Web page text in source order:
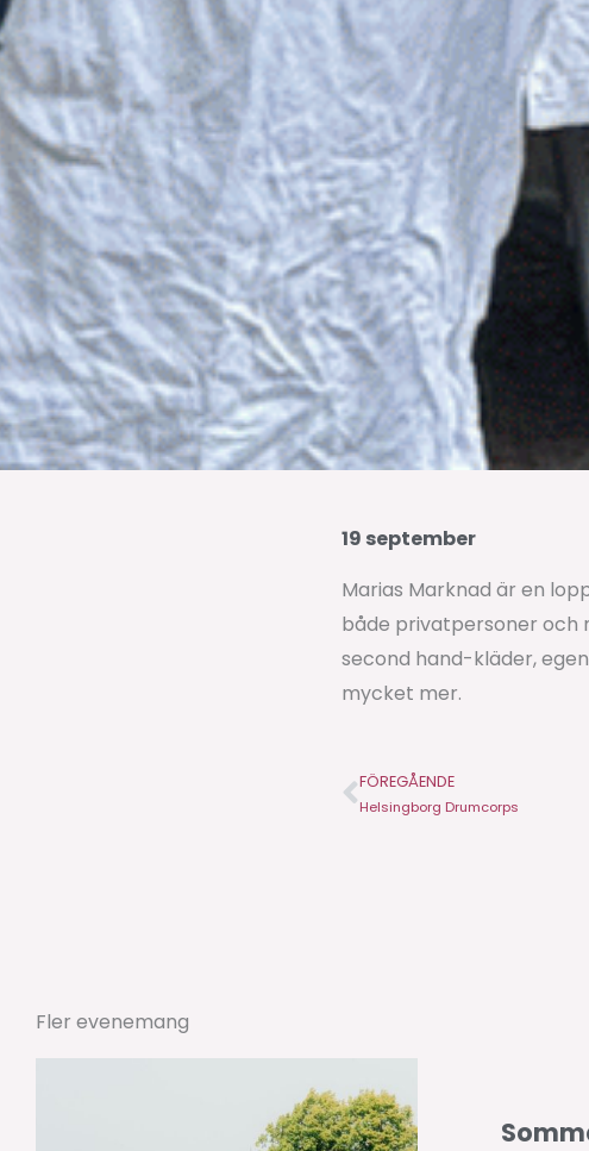
19 september
Marias Marknad är en
både privatpersoner och
second hand-kläder,
mycket mer.
Före
FÖREGÅENDE
Helsingborg Drumcorps
Fler evenemang